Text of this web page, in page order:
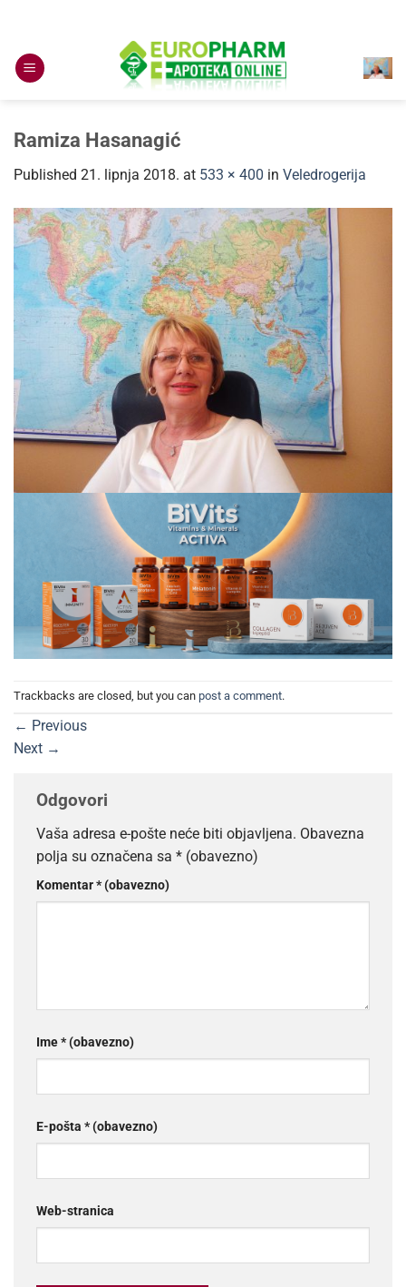
content
Ramiza Hasanagić
Published 21. lipnja 2018. at 533 × 400 in Veledrogerija
Trackbacks are closed, but you can post a comment.
← Previous
Next →
Odgovori
Vaša adresa e-pošte neće biti objavljena. Obavezna
polja su označena sa * (obavezno)
Komentar* (obavezno)
Ime* (obavezno)
E-pošta * (obavezno)
Web-stranica